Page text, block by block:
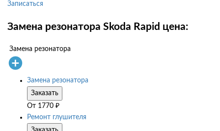
Записаться
Замена резонатора Skoda Rapid цена:
Замена резонатора
Замена резонатора
Заказать
От 1770 ₽
Ремонт глушителя